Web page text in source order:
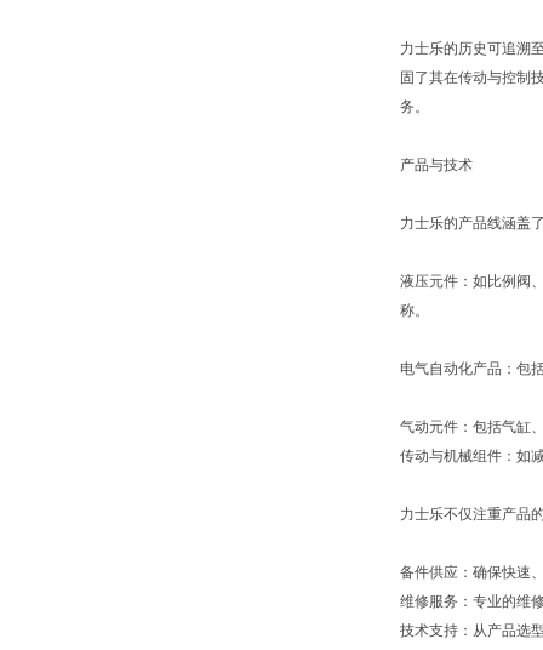
力士乐的历史可追溯
固了其在传动与控制
务。
产品与技术
力士乐的产品线涵盖
液压元件：如比例阀
称。
电气自动化产品：包
气动元件：包括气缸
传动与机械组件：如
力士乐不仅注重产品
备件供应：确保快速
维修服务：专业的维
技术支持：从产品选